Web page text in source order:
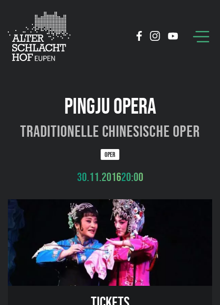
PINGJU OPERA
Traditionelle chinesische Oper
OPER
30.11.201620:00